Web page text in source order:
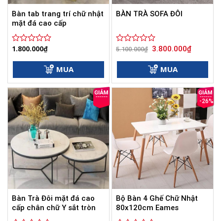
Bàn tab trang trí chữ nhật
mặt đá cao cấp
Được
sao
1.800.000₫
MUA
BÀN TRÀ SOFA ĐÔI
Được
sao
5.100.000₫ Giá
là:
5.100.000₫.
3.800.000₫Giá
hiện
tại
MUA
Bàn Trà Đôi mặt đá cao
cấp chân chữ Y sắt tròn
-26%
Bộ Bàn 4 Ghế Chữ Nhật
80x120cm Eames